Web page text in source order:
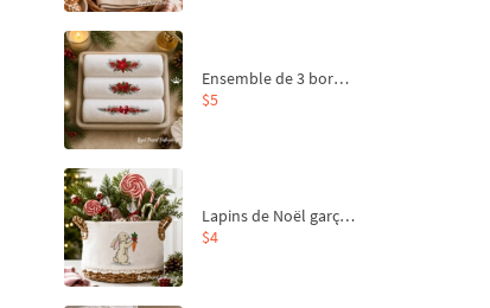
Ensemble de 3 bordures de Noël pour broderie machine
$5
Lapins de Noël garçon et fille - 4 tailles
$4